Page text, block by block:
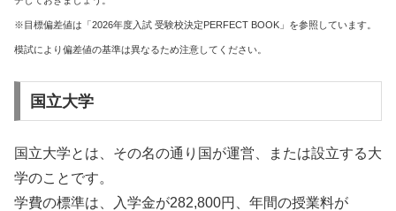
※目標偏差値は「2026年度入試 受験校決定PERFECT BOOK」を参照しています。
模試により偏差値の基準は異なるため注意してください。
国立大学
国立大学とは、その名の通り国が運営、または設立する大
学のことです。
学費の標準は、入学金が282,800円、年間の授業料が